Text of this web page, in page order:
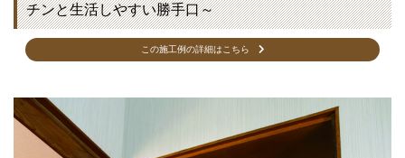
チンと生活しやすい勝手口～
この施工例の詳細はこちら